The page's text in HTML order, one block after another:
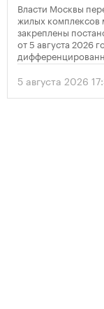
Власти Москвы
жилых комплексов
закреплены
от 5 августа 2026
количества
устанавливает
проектов.
5 августа 2026